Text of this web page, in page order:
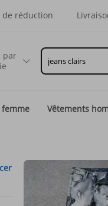
de réduction
par
femme Vêtements